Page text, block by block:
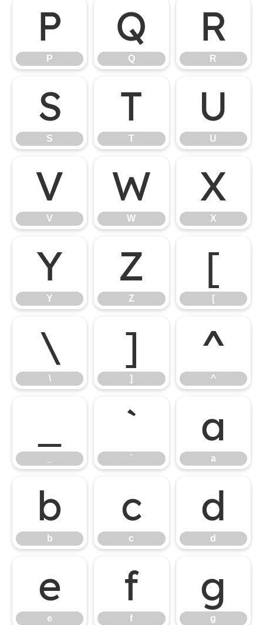
P
P
Q
Q
R
R
S
S
T
T
U
U
V
V
W
W
X
X
Y
Y
Z
Z
[
[
\
\
]
]
^
^
`
`
a
a
b
b
c
c
d
d
e
e
f
f
g
g